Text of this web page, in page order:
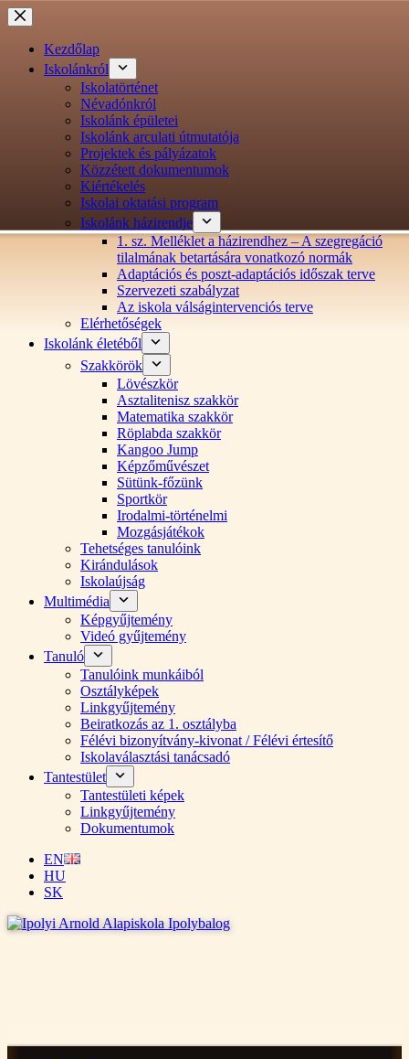
Ugrás
a
tartalomraKezdőlap
Iskolánkról
Iskolatörténet
Névadónkról
Iskolánk épületei
Iskolánk arculati útmutatója
Projektek és pályázatok
Közzétett dokumentumok
Kiértékelés
Iskolai oktatási program
Iskolánk házirendje
1. sz. Melléklet a házirendhez – A szegregáció
tilalmának betartására vonatkozó normák
Adaptációs és poszt-adaptációs időszak terve
Szervezeti szabályzat
Az iskola válságintervenciós terve
Elérhetőségek
Iskolánk életéből
Szakkörök
Lövészkör
Asztalitenisz szakkör
Matematika szakkör
Röplabda szakkör
Kangoo Jump
Képzőművészet
Sütünk-főzünk
Sportkör
Irodalmi-történelmi
Mozgásjátékok
Tehetséges tanulóink
Kirándulások
Iskolaújság
Multimédia
Képgyűjtemény
Videó gyűjtemény
Tanuló
Tanulóink munkáiból
Osztályképek
Linkgyűjtemény
Beiratkozás az 1. osztályba
Félévi bizonyítvány-kivonat / Félévi értesítő
Iskolaválasztási tanácsadó
Tantestület
Tantestületi képek
Linkgyűjtemény
Dokumentumok
EN
HU
SK